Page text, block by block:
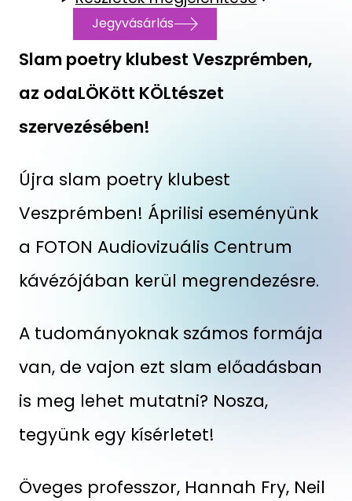
Slam poetry klubest Veszprémben,
az odaLÖKött KÖLtészet
szervezésében!
Újra slam poetry klubest
Veszprémben! Áprilisi eseményünk
a FOTON Audiovizuális Centrum
kávézójában kerül megrendezésre.
A tudományoknak számos formája
van, de vajon ezt slam előadásban
is meg lehet mutatni? Nosza,
tegyünk egy kísérletet!
Öveges professzor, Hannah Fry, Neil
Jegyvásárlás